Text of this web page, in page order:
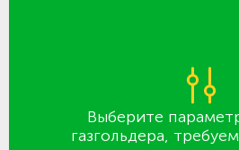
Выберите
газгольдера,